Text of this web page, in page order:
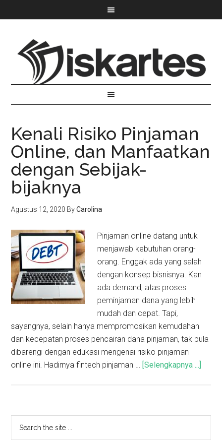
Kenali Risiko Pinjaman
Online, dan Manfaatkan
dengan Sebijak-
bijaknya
Agustus 12, 2020 ByCarolina
Pinjaman online datang untuk
menjawab kebutuhan orang-
orang. Enggak ada yang salah
dengan konsep bisnisnya. Kan
ada demand, atas proses
peminjaman dana yang lebih
mudah dan cepat. Tapi,
sayangnya, selain hanya mempromosikan kemudahan
dan kecepatan proses pencairan dana pinjaman, tak pula
dibarengi dengan edukasi mengenai risiko pinjaman
online ini. Hadirnya fintech pinjaman … [Selengkapnya ...]